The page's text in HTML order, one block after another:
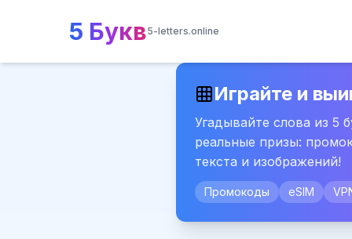
5 Букв5-letters.online
Играйте и
Угадывайте слова из 5
реальные призы:
текста и изображений!
Промокоды eSIM